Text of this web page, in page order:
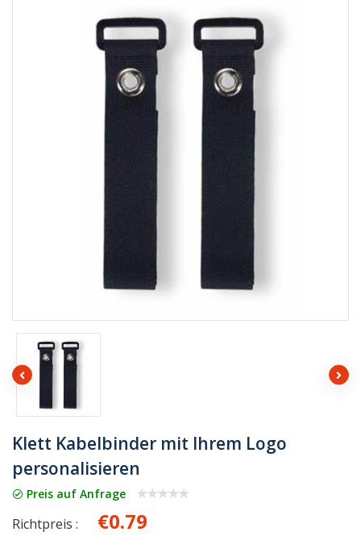
Klett Kabelbinder mit Ihrem Logo
personalisieren
Preis auf Anfrage
Richtpreis : €0.79